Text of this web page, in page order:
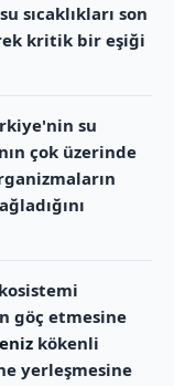
sıcaklıkları son
kritik bir eşiği
su
çok üzerinde
göç etmesine
kökenli
yerleşmesine